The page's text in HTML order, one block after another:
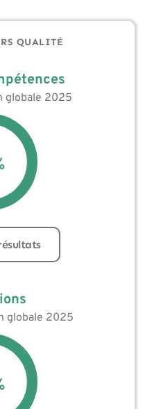
QUALITÉ
globale 2025
globale 2025